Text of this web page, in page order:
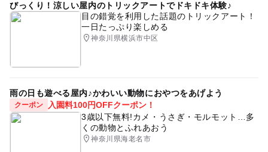
ございませんのでご了承ください。
キャンセルのご連絡は前日までにお願いいたします。
はじめてダックが遊びに来るイベントへのご参加はご予約
近を予定しておりますが、天候によりＪＲ戸塚駅地下改札
お子様のみでのご参加はご遠慮いただいております。必ず
大人の方が付き添ってくださいますようお願い申し上げま
びっくり！涼しい屋内のトリックアートでドキドキ体験♪
目の錯覚を利用した話題のトリックアート！
一日たっぷり楽しめる
神奈川県横浜市中区
雨の日も遊べる屋内♪かわいい動物におやつをあげよう
クーポン
入園料100円OFFクーポン！
3歳以下無料!カメ・うさぎ・モルモット…多
くの動物とふれあおう
神奈川県海老名市